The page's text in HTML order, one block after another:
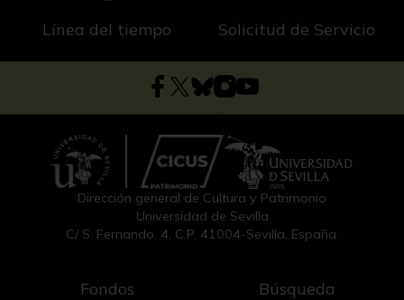
Línea del tiempo Solicitud de Servicio
Dirección general de Cultura y Patrimonio
Universidad de Sevilla
C/ S. Fernando, 4, C.P. 41004-Sevilla, España.
Fondos
Búsqueda